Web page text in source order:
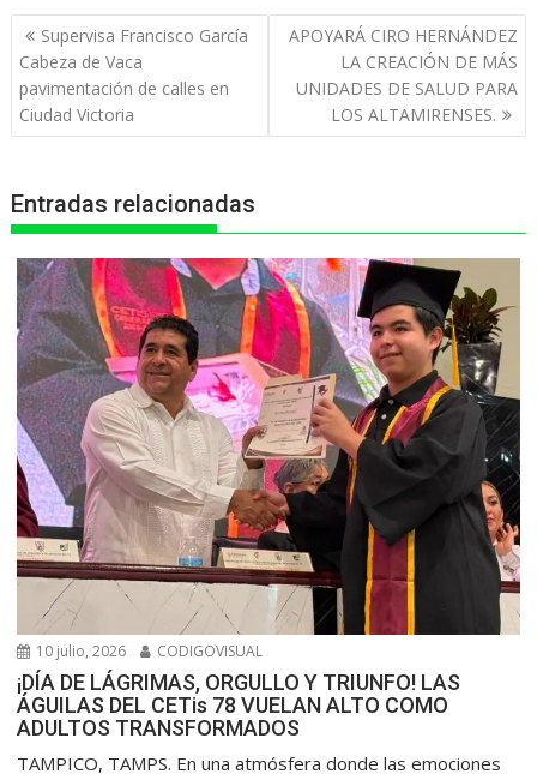
t
s
A
p
e
b
o
o
s
n
g
r
e
a
n
Navegación
de
entradas
Supervisa Francisco García
Cabeza de Vaca
pavimentación de calles en
Ciudad Victoria
APOYARÁ CIRO HERNÁNDEZ
LA CREACIÓN DE MÁS
UNIDADES DE SALUD PARA
LOS ALTAMIRENSES.
Entradas relacionadas
10 julio, 2026 CODIGOVISUAL
¡DÍA DE LÁGRIMAS, ORGULLO Y TRIUNFO! LAS
ÁGUILAS DEL CETis 78 VUELAN ALTO COMO
ADULTOS TRANSFORMADOS
​TAMPICO, TAMPS. En una atmósfera donde las emociones